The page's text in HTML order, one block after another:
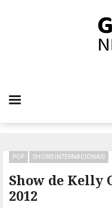
Show de Kelly
2012
POP SHOWS INTERNACIONAIS